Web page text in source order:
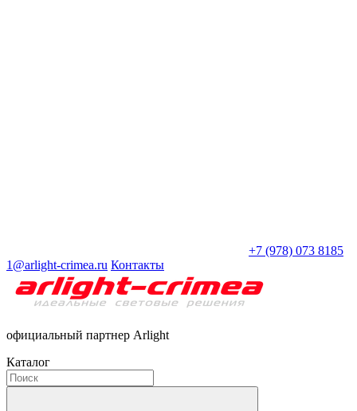
+7 (978) 073 8185
1@arlight-crimea.ru Контакты
официальный партнер Arlight
Каталог